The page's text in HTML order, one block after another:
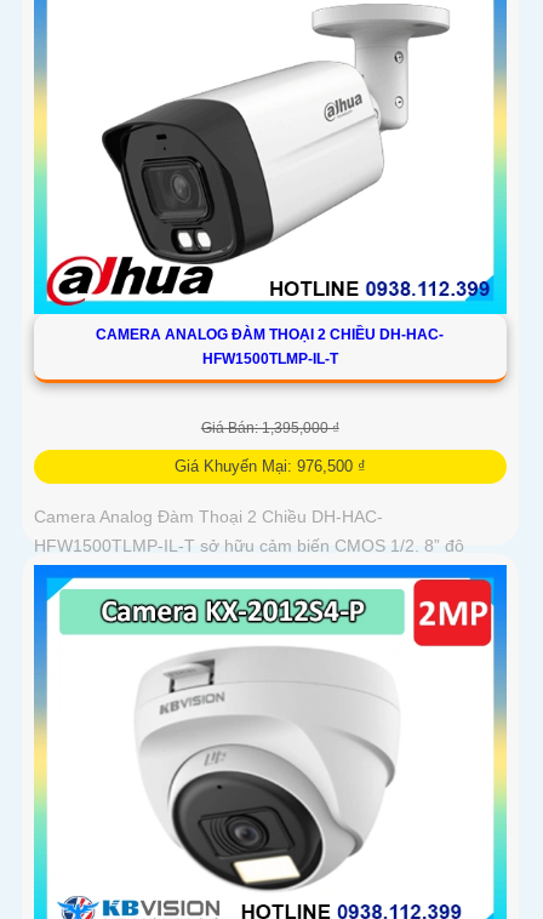
CAMERA ANALOG ĐÀM THOẠI 2 CHIỀU DH-HAC-
HFW1500TLMP-IL-T
Giá Bán: 1,395,000 ₫
Giá Khuyến Mại: 976,500 ₫
Camera Analog Đàm Thoại 2 Chiều DH-HAC-
HFW1500TLMP-IL-T sở hữu cảm biến CMOS 1/2. 8” độ
phân giải 5MP cùng tốc độ ghi hình 25/30fps cho hình ảnh rõ
ràng. Ống kính cố định 3